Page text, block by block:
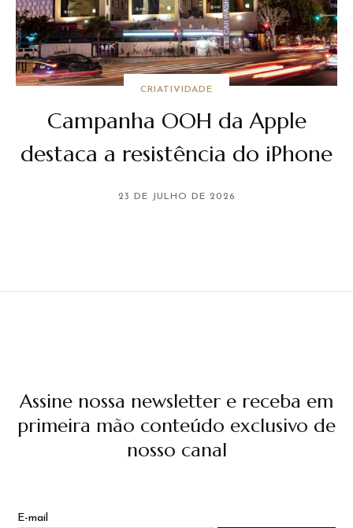
CRIATIVIDADE
Campanha OOH da Apple
destaca a resistência do iPhone
23 DE JULHO DE 2026
Assine nossa newsletter e receba em
primeira mão conteúdo exclusivo de
nosso canal
E-mail